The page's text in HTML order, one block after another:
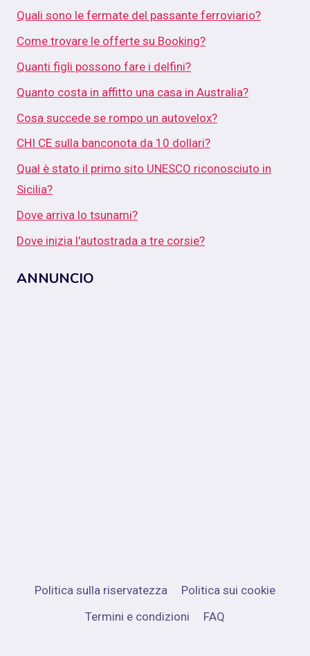
Quali sono le fermate del passante ferroviario?
Come trovare le offerte su Booking?
Quanti figli possono fare i delfini?
Quanto costa in affitto una casa in Australia?
Cosa succede se rompo un autovelox?
CHI CE sulla banconota da 10 dollari?
Qual è stato il primo sito UNESCO riconosciuto in
Sicilia?
Dove arriva lo tsunami?
Dove inizia l'autostrada a tre corsie?
ANNUNCIO
Politica sulla riservatezza
Politica sui cookie
Termini e condizioni
FAQ